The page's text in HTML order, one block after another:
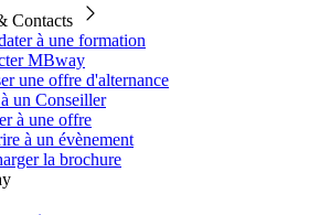
Contacts
à une formation
MBway
une offre d'alternance
un Conseiller
à une offre
à un évènement
la brochure